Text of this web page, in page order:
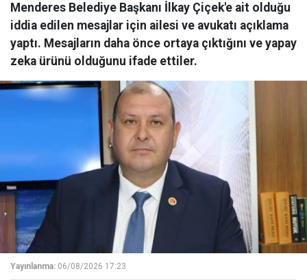
Menderes Belediye Başkanı İlkay Çiçek'e ait olduğu
iddia edilen mesajlar için ailesi ve avukatı açıklama
yaptı. Mesajların daha önce ortaya çıktığını ve yapay
zeka ürünü olduğunu ifade ettiler.
Yayınlanma: 06/08/2026 17:23